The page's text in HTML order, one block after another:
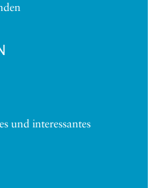
und interessantes